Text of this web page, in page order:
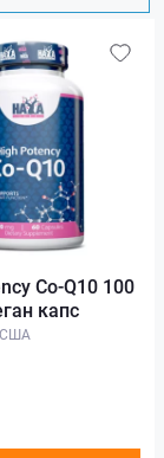
Co-Q10 100
капс
США